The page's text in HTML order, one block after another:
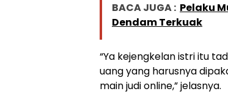
BACA JUGA : Pelaku
Dendam Terkuak
“Ya kejengkelan istri itu
uang yang harusnya
main judi online,” jelasnya.